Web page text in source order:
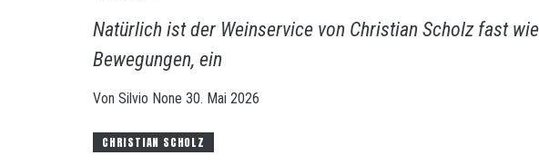
Natürlich ist der Weinservice von Christian Scholz fast
Bewegungen, ein
Von Silvio None 30. Mai 2026
CHRISTIAN SCHOLZ